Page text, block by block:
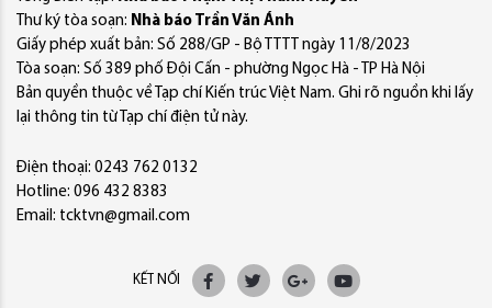
Thư ký tòa soạn: Nhà báo Trần Văn Ánh
Giấy phép xuất bản: Số 288/GP - Bộ TTTT ngày 11/8/2023
Tòa soạn: Số 389 phố Đội Cấn - phường Ngọc Hà - TP Hà Nội
Bản quyền thuộc về Tạp chí Kiến trúc Việt Nam. Ghi rõ nguồn khi lấy
lại thông tin từ Tạp chí điện tử này.
Điện thoại: 0243 762 0132
Hotline: 096 432 8383
Email: tcktvn@gmail.com
KẾT NỐI